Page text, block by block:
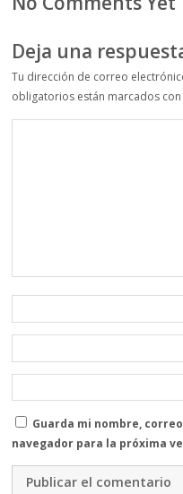
Deja una
Tu dirección de correo
obligatorios están marcados
Guarda mi nombre,
navegador para la próxima